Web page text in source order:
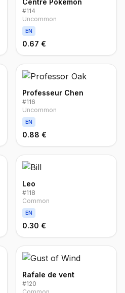
Centre Pokémon
#114
Uncommon
EN
0.67 €
Professeur Chen
#116
Uncommon
EN
0.88 €
Leo
#118
Common
EN
0.30 €
Rafale de vent
#120